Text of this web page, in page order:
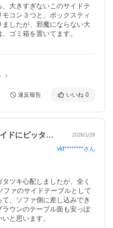
大きすぎないこのサイドテ
コン３つと、ボックスティ
したが、邪魔にならない大
ゴミ箱を置いてます。
違反報告 いいね 0
ガタツキ無し、ソファサイドにピッタリ！ 2026/1/28
vkt********さん
ツキ心配しましたが、全く
ァのサイドテーブルとして
、ソファ側に差し込みでき
ウンのテーブル面も安っぽ
と思います。